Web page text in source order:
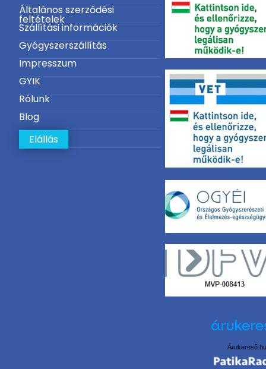
Általános szerződési
feltételek
Szállítási információk
Gyógyszerszállítás
Impresszum
GYIK
Rólunk
Blog
Elállás
Árukereső.hu